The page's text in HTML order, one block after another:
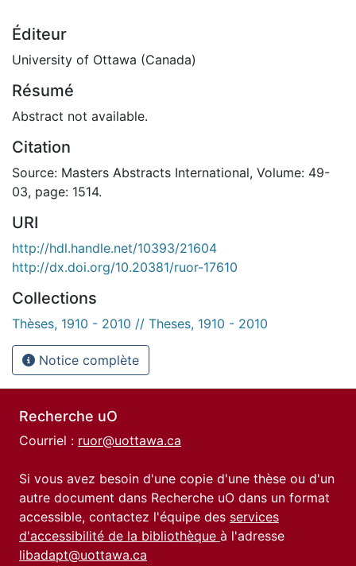
Éditeur
University of Ottawa (Canada)
Résumé
Abstract not available.
Citation
Source: Masters Abstracts International, Volume: 49-
03, page: 1514.
URI
http://hdl.handle.net/10393/21604
http://dx.doi.org/10.20381/ruor-17610
Collections
Thèses, 1910 - 2010 // Theses, 1910 - 2010
Notice complète
Recherche uO
Courriel : ruor@uottawa.ca
Si vous avez besoin d'une copie d'une thèse ou d'un
autre document dans Recherche uO dans un format
accessible, contactez l'équipe des services
d'accessibilité de la bibliothèque à l'adresse
libadapt@uottawa.ca